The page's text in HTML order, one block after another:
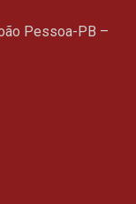
Pessoa-PB –